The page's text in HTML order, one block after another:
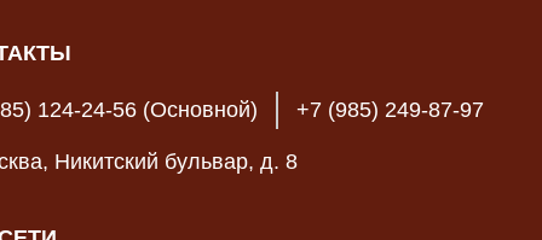
124-24-56 (Основной) +7 (985) 249-87-97
Никитский бульвар, д. 8